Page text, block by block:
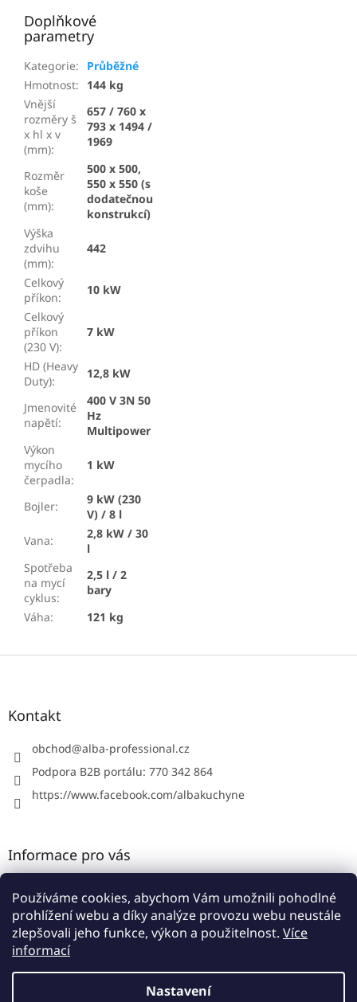
Používáme cookies, abychom Vám umožnili pohodlné
prohlížení webu a díky analýze provozu webu neustále
zlepšovali jeho funkce, výkon a použitelnost. Více
informací
Nastavení
Doplňkové
parametry
Kategorie:
Průběžné
Hmotnost:
144 kg
Vnější
rozměry š
x hl x v
(mm):
657 / 760 x
793 x 1494 /
1969
Rozměr
koše
(mm):
500 x 500,
550 x 550 (s
dodatečnou
konstrukcí)
Výška
zdvihu
(mm):
442
Celkový
příkon:
10 kW
Celkový
příkon
(230 V):
7 kW
HD (Heavy
Duty):
12,8 kW
Jmenovité
napětí:
400 V 3N 50
Hz
Multipower
Výkon
mycího
čerpadla:
1 kW
Bojler:
9 kW (230
V) / 8 l
Vana:
2,8 kW / 30
l
Spotřeba
na mycí
cyklus:
2,5 l / 2
bary
Váha: 121 kg
Z
Kontakt
obchod@alba-professional.cz
Podpora B2B portálu: 770 342 864
https://www.facebook.com/albakuchyne
Informace pro vás
Obchodní podmínky
Podmínky ochrany osobních údajů
Vytvořil Shoptet